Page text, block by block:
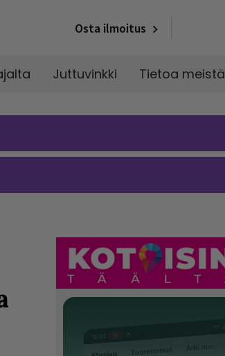
Osta ilmoitus
Juttuvinkki Tietoa meistä